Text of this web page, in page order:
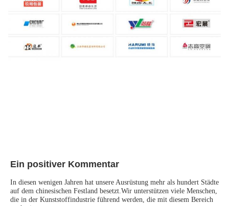
Ein positiver Kommentar
In diesen wenigen Jahren hat unsere Ausrüstung mehr als hundert Städte
auf dem chinesischen Festland besetzt.Wir unterstützen viele Menschen,
die in der Kunststoffindustrie führend werden, die mit diesem Bereich